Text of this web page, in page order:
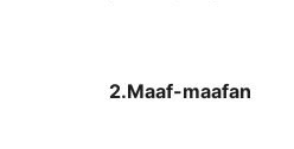
2.Maaf-maafan